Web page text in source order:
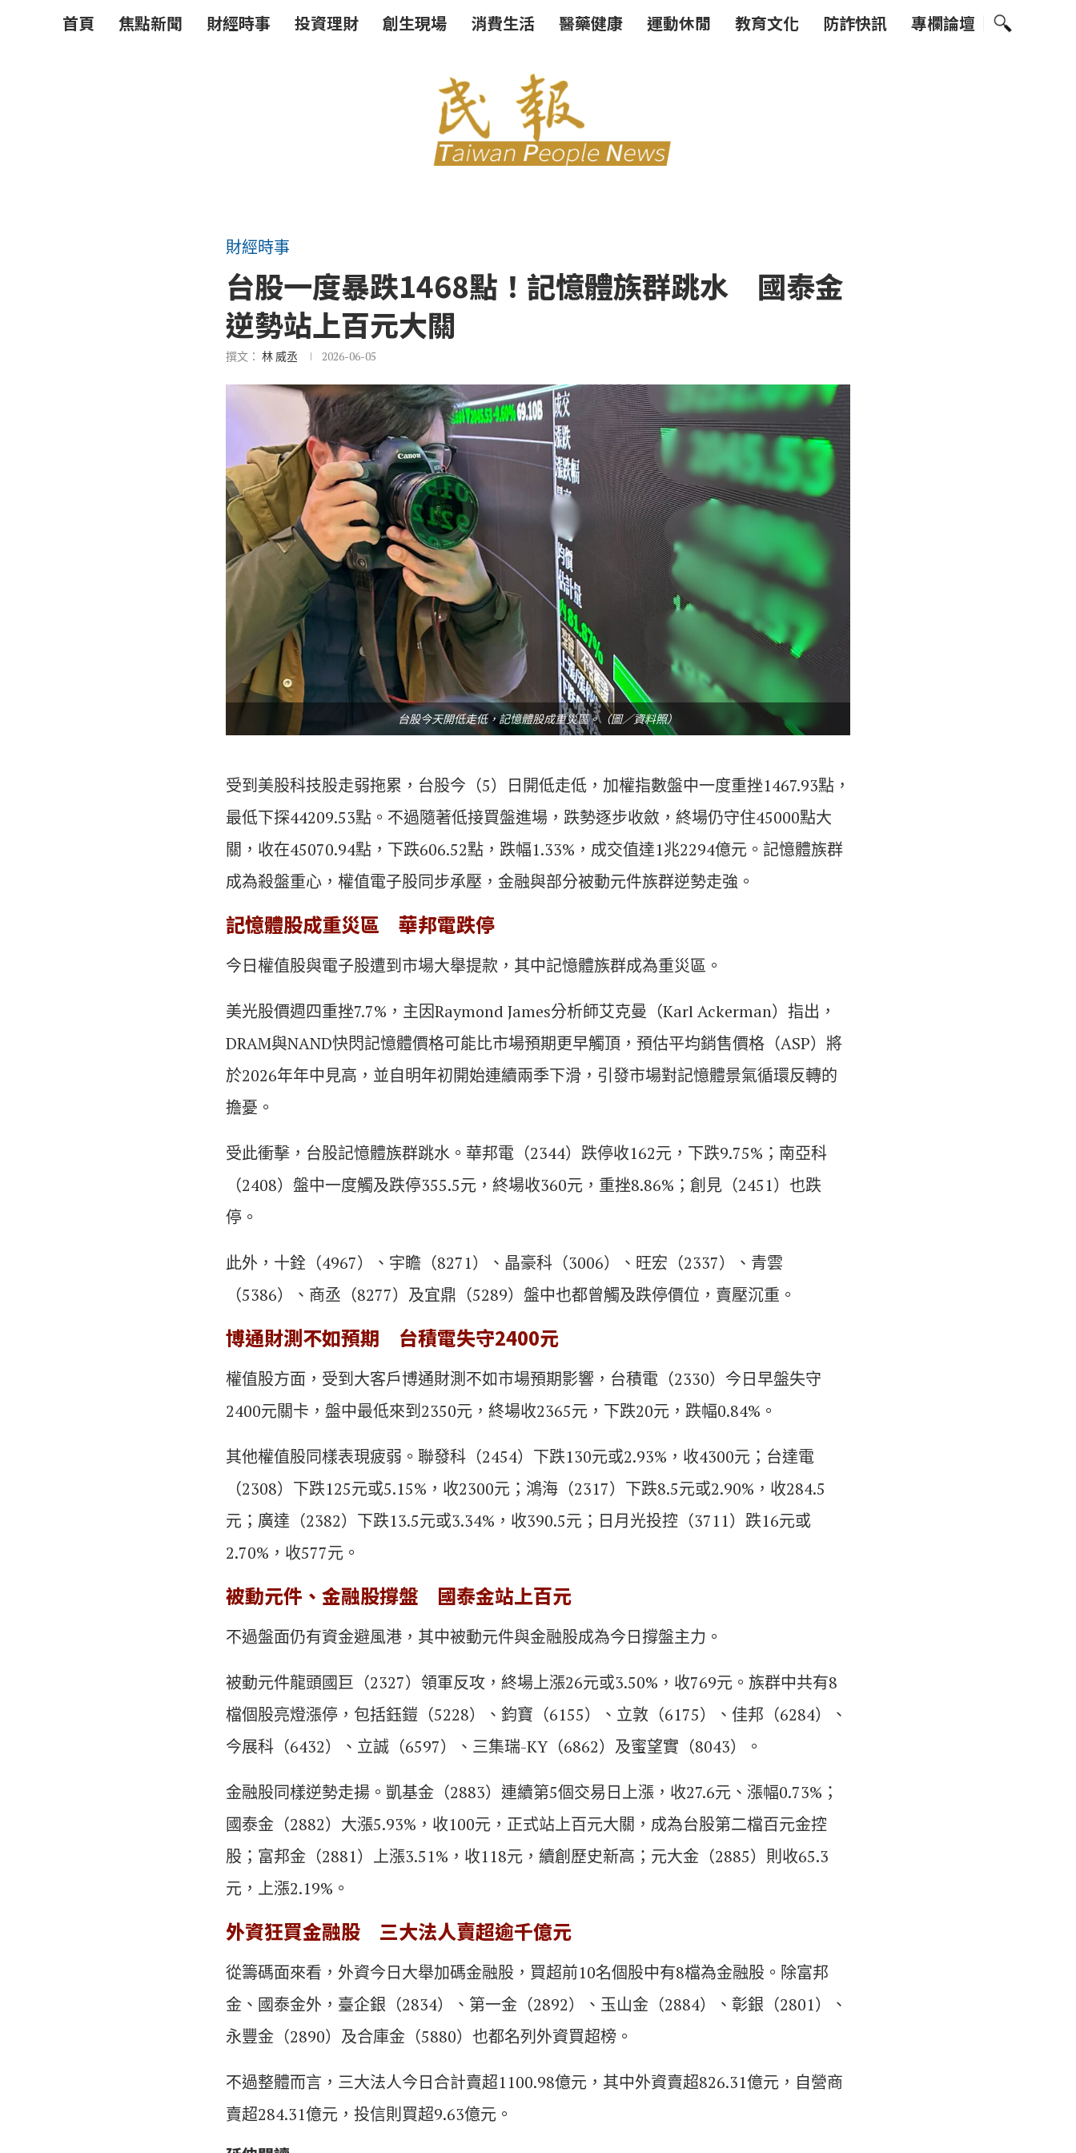
首頁 焦點新聞 財經時事 投資理財 創生現場 消費生活 醫藥健康 運動休閒 教育文化 防詐快訊 專欄論壇
財經時事
台股一度暴跌1468點！記憶體族群跳水 國泰金
逆勢站上百元大關
撰文： 林 威丞 2026-06-05
台股今天開低走低，記憶體股成重災區。（圖／資料照）
受到美股科技股走弱拖累，台股今（5）日開低走低，加權指數盤中一度重挫1467.93點，
最低下探44209.53點。不過隨著低接買盤進場，跌勢逐步收斂，終場仍守住45000點大
關，收在45070.94點，下跌606.52點，跌幅1.33%，成交值達1兆2294億元。記憶體族群
成為殺盤重心，權值電子股同步承壓，金融與部分被動元件族群逆勢走強。
記憶體股成重災區 華邦電跌停
今日權值股與電子股遭到市場大舉提款，其中記憶體族群成為重災區。
美光股價週四重挫7.7%，主因Raymond James分析師艾克曼（Karl Ackerman）指出，
DRAM與NAND快閃記憶體價格可能比市場預期更早觸頂，預估平均銷售價格（ASP）將
於2026年年中見高，並自明年初開始連續兩季下滑，引發市場對記憶體景氣循環反轉的
擔憂。
受此衝擊，台股記憶體族群跳水。華邦電（2344）跌停收162元，下跌9.75%；南亞科
（2408）盤中一度觸及跌停355.5元，終場收360元，重挫8.86%；創見（2451）也跌
停。
此外，十銓（4967）、宇瞻（8271）、晶豪科（3006）、旺宏（2337）、青雲
（5386）、商丞（8277）及宜鼎（5289）盤中也都曾觸及跌停價位，賣壓沉重。
博通財測不如預期 台積電失守2400元
權值股方面，受到大客戶博通財測不如市場預期影響，台積電（2330）今日早盤失守
2400元關卡，盤中最低來到2350元，終場收2365元，下跌20元，跌幅0.84%。
其他權值股同樣表現疲弱。聯發科（2454）下跌130元或2.93%，收4300元；台達電
（2308）下跌125元或5.15%，收2300元；鴻海（2317）下跌8.5元或2.90%，收284.5
元；廣達（2382）下跌13.5元或3.34%，收390.5元；日月光投控（3711）跌16元或
2.70%，收577元。
被動元件、金融股撐盤 國泰金站上百元
不過盤面仍有資金避風港，其中被動元件與金融股成為今日撐盤主力。
被動元件龍頭國巨（2327）領軍反攻，終場上漲26元或3.50%，收769元。族群中共有8
檔個股亮燈漲停，包括鈺鎧（5228）、鈞寶（6155）、立敦（6175）、佳邦（6284）、
今展科（6432）、立誠（6597）、三集瑞-KY（6862）及蜜望實（8043）。
金融股同樣逆勢走揚。凱基金（2883）連續第5個交易日上漲，收27.6元、漲幅0.73%；
國泰金（2882）大漲5.93%，收100元，正式站上百元大關，成為台股第二檔百元金控
股；富邦金（2881）上漲3.51%，收118元，續創歷史新高；元大金（2885）則收65.3
元，上漲2.19%。
外資狂買金融股 三大法人賣超逾千億元
從籌碼面來看，外資今日大舉加碼金融股，買超前10名個股中有8檔為金融股。除富邦
金、國泰金外，臺企銀（2834）、第一金（2892）、玉山金（2884）、彰銀（2801）、
永豐金（2890）及合庫金（5880）也都名列外資買超榜。
不過整體而言，三大法人今日合計賣超1100.98億元，其中外資賣超826.31億元，自營商
賣超284.31億元，投信則買超9.63億元。